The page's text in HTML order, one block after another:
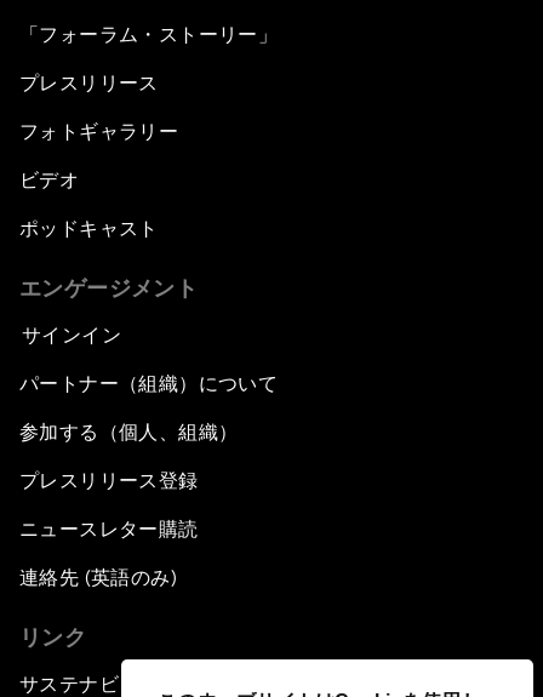
「フォーラム・ストーリー」
プレスリリース
フォトギャラリー
ビデオ
ポッドキャスト
エンゲージメント
サインイン
パートナー（組織）について
参加する（個人、組織）
プレスリリース登録
ニュースレター購読
連絡先 (英語のみ)
リンク
サステナビリティへの取り組み